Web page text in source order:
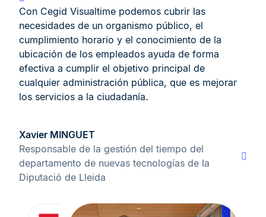
Con Cegid Visualtime podemos cubrir las
necesidades de un organismo público, el
cumplimiento horario y el conocimiento de la
ubicación de los empleados ayuda de forma
efectiva a cumplir el objetivo principal de
cualquier administración pública, que es mejorar
los servicios a la ciudadanía.
Xavier MINGUET
Responsable de la gestión del tiempo del
departamento de nuevas tecnologías de la
Diputació de Lleida